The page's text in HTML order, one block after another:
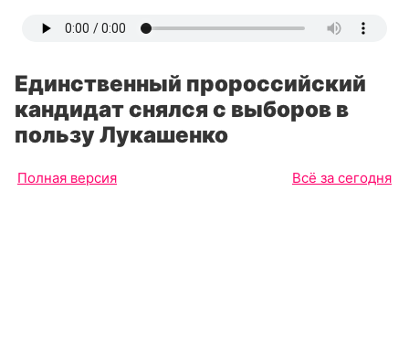
Единственный пророссийский
кандидат снялся с выборов в
пользу Лукашенко
Полная версия Всё за сегодня